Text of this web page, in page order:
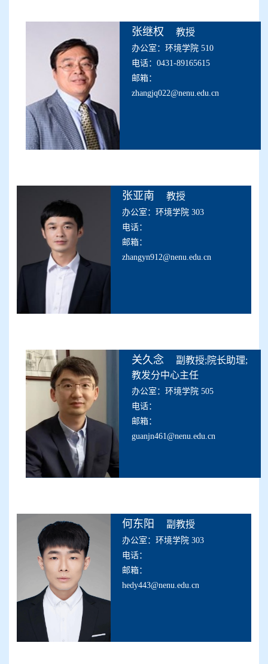
张继权 教授
办公室：环境学院 510
电话：0431-89165615
邮箱：
zhangjq022@nenu.edu.cn
张亚南 教授
办公室：环境学院 303
电话：
邮箱：
zhangyn912@nenu.edu.cn
关久念
副教授;院长助理;
教发分中心主任
办公室：环境学院 505
电话：
邮箱：
guanjn461@nenu.edu.cn
何东阳 副教授
办公室：环境学院 303
电话：
邮箱：
hedy443@nenu.edu.cn